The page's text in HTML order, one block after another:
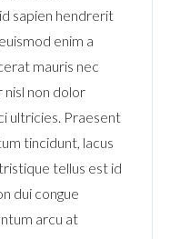
sapien hendrerit
enim a
mauris nec
non dolor
ultricies. Praesent
tincidunt, lacus
tellus est id
dui congue
arcu at